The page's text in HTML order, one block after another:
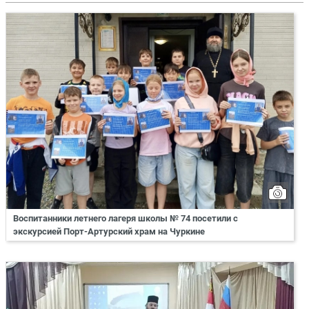
Воспитанники летнего лагеря школы № 74 посетили с
экскурсией Порт-Артурский храм на Чуркине